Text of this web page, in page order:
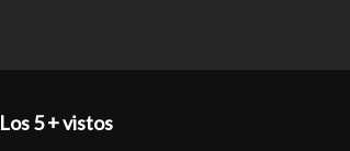
Los 5 + vistos